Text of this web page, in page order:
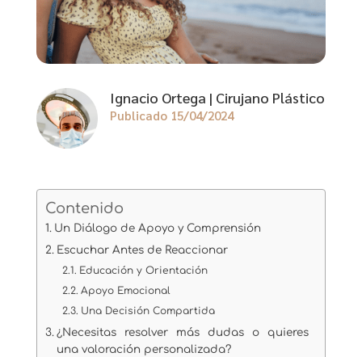
Ignacio Ortega | Cirujano Plástico
Publicado 15/04/2024
Contenido
Un Diálogo de Apoyo y Comprensión
Escuchar Antes de Reaccionar
Educación y Orientación
Apoyo Emocional
Una Decisión Compartida
¿Necesitas resolver más dudas o quieres
una valoración personalizada?